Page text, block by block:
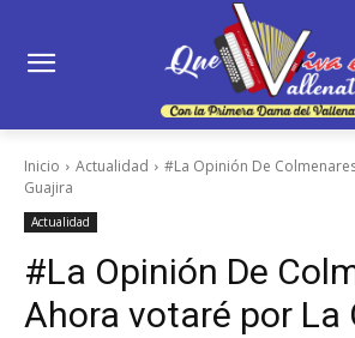
Inicio Actualidad
#La Opinión De
Guajira
Actualidad
#La Opinión De
Ahora votaré por La